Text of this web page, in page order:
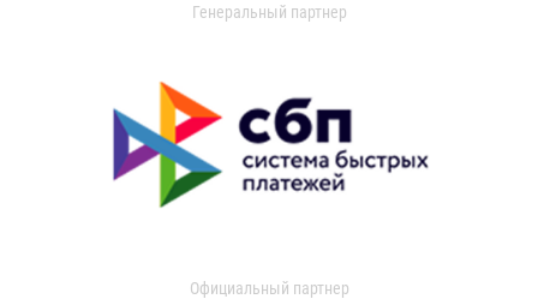
Генеральный партнер
Официальный партнер